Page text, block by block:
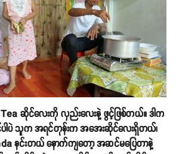
ဆိုင်လေးကို လှည်းလေးနဲ့ ဖွင့်ဖြစ်တယ်။ ဒါက
ပါပဲ သူက အရင်တုန်းက အအေးဆိုင်လေးရှိတယ်၊
နင်းတယ် နောက်ကျတော့ အဆင်မပြေတာနဲ့